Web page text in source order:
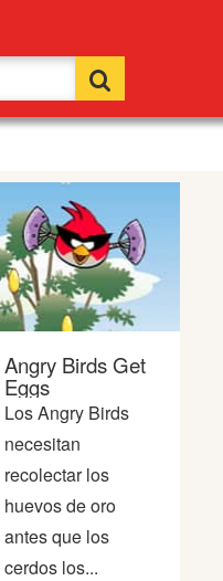
Angry Birds Get
Eggs
Los Angry Birds
necesitan
recolectar los
huevos de oro
antes que los
cerdos los...